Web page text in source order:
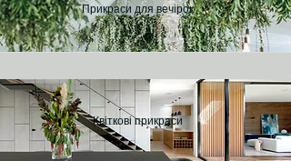
Прикраси для вечірок
Квіткові прикраси